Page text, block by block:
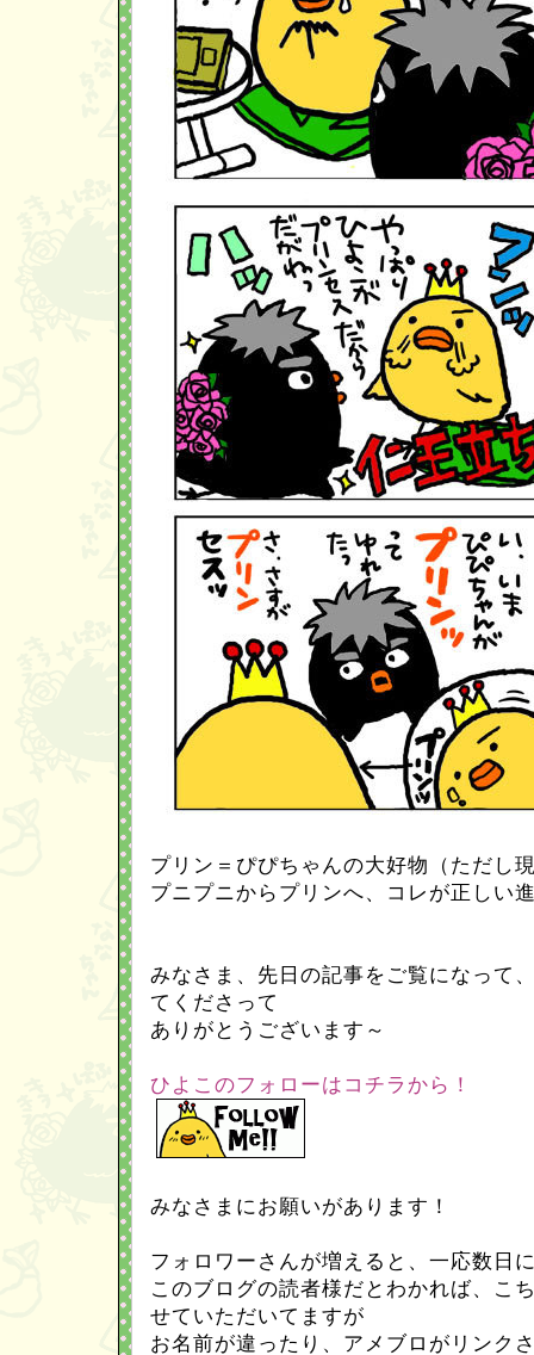
プリン＝ぴぴちゃんの大好物（ただし
プニプニからプリンへ、コレが正しい
みなさま、先日の記事をご覧になって
てくださって
ありがとうございます～
ひよこのフォローはコチラから！
みなさまにお願いがあります！
フォロワーさんが増えると、一応数日
このブログの読者様だとわかれば、こ
せていただいてますが
お名前が違ったり、アメブロがリンク